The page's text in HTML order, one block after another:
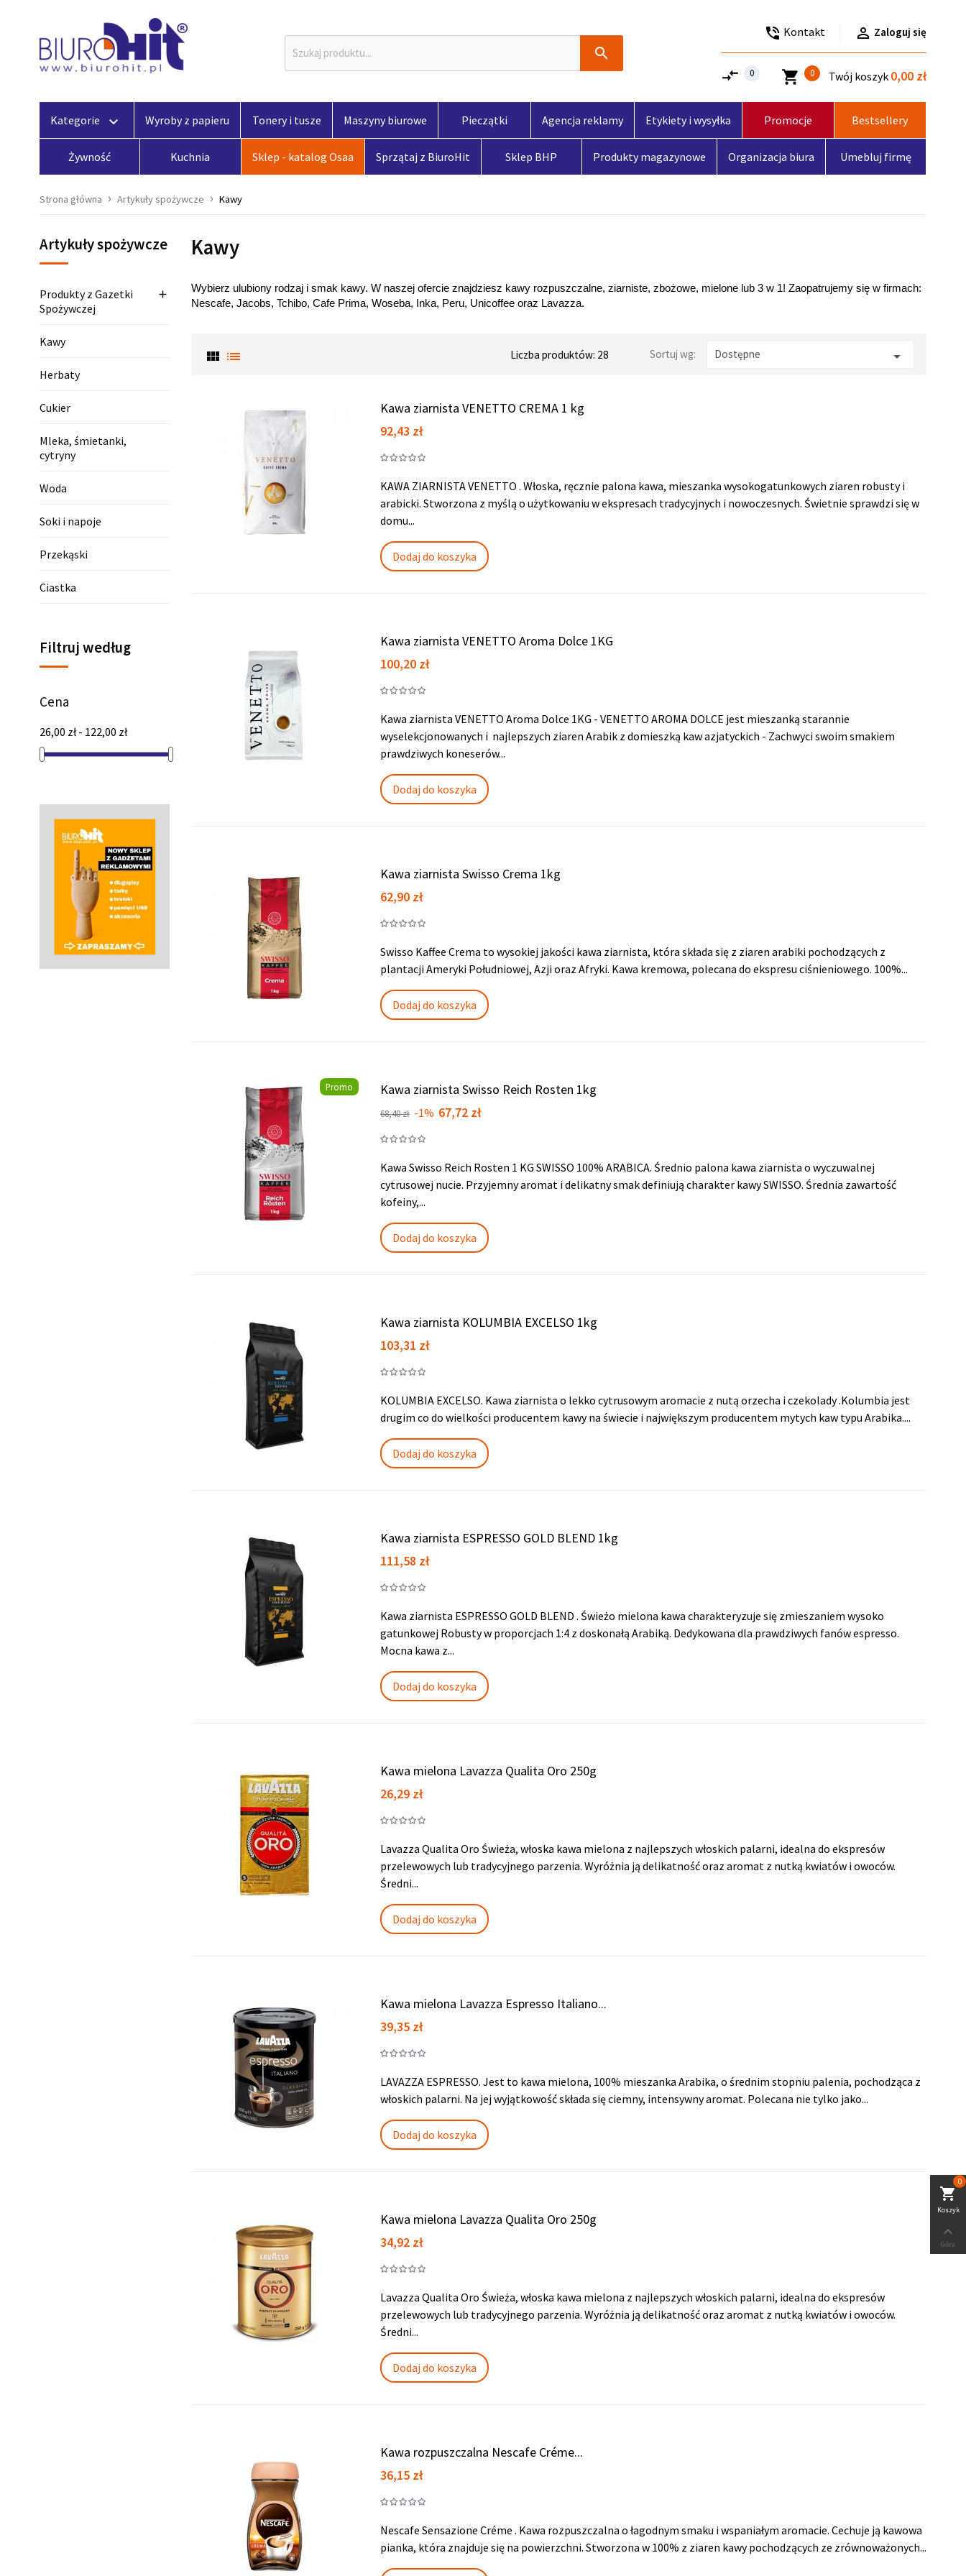

 Zaloguj się
phone_in_talk Kontakt
shopping_cart 0 Twój koszyk 0,00 zł
compare_arrows 0
Kategorie keyboard_arrow_down Wyroby z papieru Tonery i tusze Maszyny biurowe Pieczątki Agencja reklamy Etykiety i wysyłka Promocje Bestsellery
Żywność Kuchnia Sklep - katalog Osaa Sprzątaj z BiuroHit Sklep BHP Produkty magazynowe Organizacja biura Umebluj firmę
Strona główna Artykuły spożywcze Kawy
Artykuły spożywcze
Produkty z Gazetki
Spożywczej

Kawy
Herbaty
Cukier
Mleka, śmietanki,
cytryny
Woda
Soki i napoje
Przekąski
Ciastka
Filtruj według
Cena
26,00 zł - 122,00 zł
Kawy
Wybierz ulubiony rodzaj i smak kawy. W naszej ofercie znajdziesz kawy rozpuszczalne, ziarniste, zbożowe, mielone lub 3 w 1! Zaopatrujemy się w firmach:
Nescafe, Jacobs, Tchibo, Cafe Prima, Woseba, Inka, Peru, Unicoffee oraz Lavazza.
view_module list Liczba produktów: 28 Sortuj wg: Dostępne 
Kawa ziarnista VENETTO CREMA 1 kg
Cena
92,43 zł
KAWA ZIARNISTA VENETTO . Włoska, ręcznie palona kawa, mieszanka wysokogatunkowych ziaren robusty i
arabicki. Stworzona z myślą o użytkowaniu w ekspresach tradycyjnych i nowoczesnych. Świetnie sprawdzi się w
domu...
Dodaj do koszyka
Kawa ziarnista VENETTO Aroma Dolce 1KG
Cena
100,20 zł
Kawa ziarnista VENETTO Aroma Dolce 1KG - VENETTO AROMA DOLCE jest mieszanką starannie
wyselekcjonowanych i najlepszych ziaren Arabik z domieszką kaw azjatyckich - Zachwyci swoim smakiem
prawdziwych koneserów...
Dodaj do koszyka
Kawa ziarnista Swisso Crema 1kg
Cena
62,90 zł
Swisso Kaffee Crema to wysokiej jakości kawa ziarnista, która składa się z ziaren arabiki pochodzących z
plantacji Ameryki Południowej, Azji oraz Afryki. Kawa kremowa, polecana do ekspresu ciśnieniowego. 100%...
Dodaj do koszyka
Promo Kawa ziarnista Swisso Reich Rosten 1kg
Cena
68,40 zł -1% Cena
67,72 zł
Kawa Swisso Reich Rosten 1 KG SWISSO 100% ARABICA. Średnio palona kawa ziarnista o wyczuwalnej
cytrusowej nucie. Przyjemny aromat i delikatny smak definiują charakter kawy SWISSO. Średnia zawartość
kofeiny,...
Dodaj do koszyka
Kawa ziarnista KOLUMBIA EXCELSO 1kg
Cena
103,31 zł
KOLUMBIA EXCELSO. Kawa ziarnista o lekko cytrusowym aromacie z nutą orzecha i czekolady .Kolumbia jest
drugim co do wielkości producentem kawy na świecie i największym producentem mytych kaw typu Arabika....
Dodaj do koszyka
Kawa ziarnista ESPRESSO GOLD BLEND 1kg
Cena
111,58 zł
Kawa ziarnista ESPRESSO GOLD BLEND . Świeżo mielona kawa charakteryzuje się zmieszaniem wysoko
gatunkowej Robusty w proporcjach 1:4 z doskonałą Arabiką. Dedykowana dla prawdziwych fanów espresso.
Mocna kawa z...
Dodaj do koszyka
Kawa mielona Lavazza Qualita Oro 250g
Cena
26,29 zł
Lavazza Qualita Oro Świeża, włoska kawa mielona z najlepszych włoskich palarni, idealna do ekspresów
przelewowych lub tradycyjnego parzenia. Wyróżnia ją delikatność oraz aromat z nutką kwiatów i owoców.
Średni...
Dodaj do koszyka
Kawa mielona Lavazza Espresso Italiano...
Cena
39,35 zł
LAVAZZA ESPRESSO. Jest to kawa mielona, 100% mieszanka Arabika, o średnim stopniu palenia, pochodząca z
włoskich palarni. Na jej wyjątkowość składa się ciemny, intensywny aromat. Polecana nie tylko jako...
Dodaj do koszyka
Kawa mielona Lavazza Qualita Oro 250g
Cena
34,92 zł
Lavazza Qualita Oro Świeża, włoska kawa mielona z najlepszych włoskich palarni, idealna do ekspresów
przelewowych lub tradycyjnego parzenia. Wyróżnia ją delikatność oraz aromat z nutką kwiatów i owoców.
Średni...
Dodaj do koszyka
Kawa rozpuszczalna Nescafe Créme...
Cena
36,15 zł
Nescafe Sensazione Créme . Kawa rozpuszczalna o łagodnym smaku i wspaniałym aromacie. Cechuje ją kawowa
pianka, która znajduje się na powierzchni. Stworzona w 100% z ziaren kawy pochodzących ze zrównoważonych...
shopping_cart
Koszyk
0

Góra